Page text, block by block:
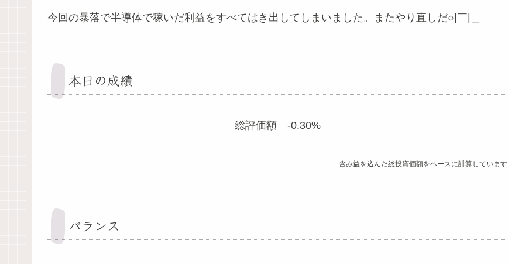
今回の暴落で半導体で稼いだ利益をすべてはき出してしまいました。またやり直しだ○|￣|＿
本日の成績
総評価額 -0.30%
含み益を込んだ総投資価額をベースに計算しています
バランス